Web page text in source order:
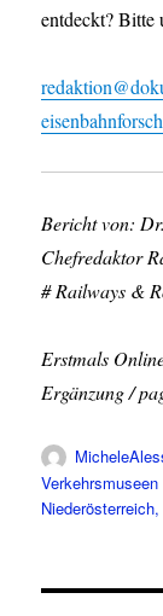
entdeckt? Bitte
Bericht von:
Chefredaktor
# Railways &
Erstmals
Ergänzung /
Autor
Verkehrsmuseen
Niederösterreich